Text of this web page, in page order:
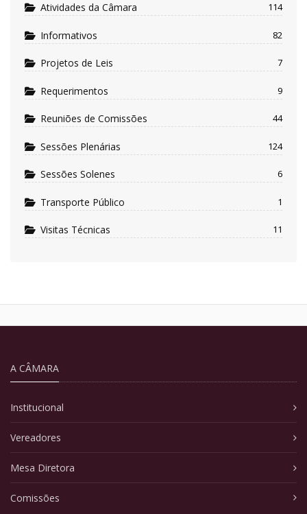
Atividades da Câmara 114
Informativos 82
Projetos de Leis 7
Requerimentos 9
Reuniões de Comissões 44
Sessões Plenárias 124
Sessões Solenes 6
Transporte Público 1
Visitas Técnicas 11
A CÂMARA
Institucional
Vereadores
Mesa Diretora
Comissões